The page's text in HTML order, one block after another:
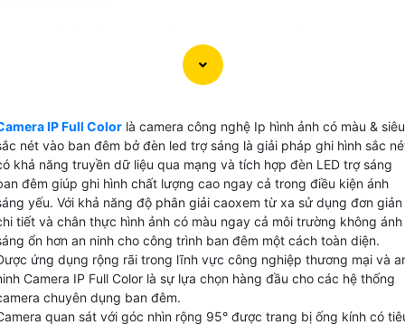
dữ liệu qua mạng với khả năng ghi hình chất lượng
nét vào ban đêm ngay cả trong điều kiện ánh sáng yếu,
cho gia đình và doanh nghiệp một cách hiệu quả. với
năng ghi hình chuẩn nén H.265+ tiết kiệm băng thông
sẽ không bỏ lỡ bất kỳ chi tiết nào quan trọng trong
quan sát. Hãy trải nghiệm sự tiện lợi và chất lượng
Camera IP Full Color VanTech để bảo vệ tài sản và
thân của bạn ngay hôm nay. Camera IP Full Color
thường có các thông số nhưChuẩn nén H265+Độ
giải 4 Megapixel cảm biến CMOS
Công nghệ AI-ISP
Chống ngược
WDR (120dB)Chuẩn tương thích ONVIF
Tích hợp mic
IP Full Color là camera công nghệ Ip hình ảnh có màu & siêu
nét vào ban đêm bở đèn led trợ sáng là giải pháp ghi hình sắc
khả năng truyền dữ liệu qua mạng và tích hợp đèn LED trợ sáng
đêm giúp ghi hình chất lượng cao ngay cả trong điều kiện ánh
yếu. Với khả năng độ phân giải caoxem từ xa sử dụng đơn giản
tiết và chân thực hình ảnh có màu ngay cả môi trường không ánh
ổn hơn an ninh cho công trình ban đêm một cách toàn diện.
ứng dụng rộng rãi trong lĩnh vực công nghiệp thương mại và
Camera IP Full Color là sự lựa chọn hàng đầu cho các hệ thống
chuyên dụng ban đêm.
quan sát với góc nhìn rộng 95° được trang bị ống kính có